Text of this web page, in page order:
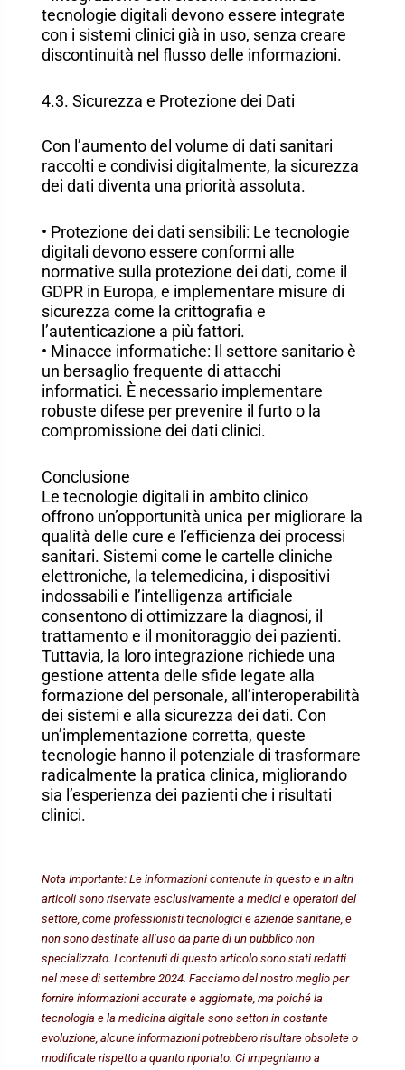
tecnologie digitali devono essere integrate
con i sistemi clinici già in uso, senza creare
discontinuità nel flusso delle informazioni.
4.3. Sicurezza e Protezione dei Dati
Con l’aumento del volume di dati sanitari
raccolti e condivisi digitalmente, la sicurezza
dei dati diventa una priorità assoluta.
• Protezione dei dati sensibili: Le tecnologie
digitali devono essere conformi alle
normative sulla protezione dei dati, come il
GDPR in Europa, e implementare misure di
sicurezza come la crittografia e
l’autenticazione a più fattori.
• Minacce informatiche: Il settore sanitario è
un bersaglio frequente di attacchi
informatici. È necessario implementare
robuste difese per prevenire il furto o la
compromissione dei dati clinici.
Conclusione
Le tecnologie digitali in ambito clinico
offrono un’opportunità unica per migliorare la
qualità delle cure e l’efficienza dei processi
sanitari. Sistemi come le cartelle cliniche
elettroniche, la telemedicina, i dispositivi
indossabili e l’intelligenza artificiale
consentono di ottimizzare la diagnosi, il
trattamento e il monitoraggio dei pazienti.
Tuttavia, la loro integrazione richiede una
gestione attenta delle sfide legate alla
formazione del personale, all’interoperabilità
dei sistemi e alla sicurezza dei dati. Con
un’implementazione corretta, queste
tecnologie hanno il potenziale di trasformare
radicalmente la pratica clinica, migliorando
sia l’esperienza dei pazienti che i risultati
clinici.
Nota Importante: Le informazioni contenute in questo e in altri
articoli sono riservate esclusivamente a medici e operatori del
settore, come professionisti tecnologici e aziende sanitarie, e
non sono destinate all’uso da parte di un pubblico non
specializzato. I contenuti di questo articolo sono stati redatti
nel mese di settembre 2024. Facciamo del nostro meglio per
fornire informazioni accurate e aggiornate, ma poiché la
tecnologia e la medicina digitale sono settori in costante
evoluzione, alcune informazioni potrebbero risultare obsolete o
modificate rispetto a quanto riportato. Ci impegniamo a